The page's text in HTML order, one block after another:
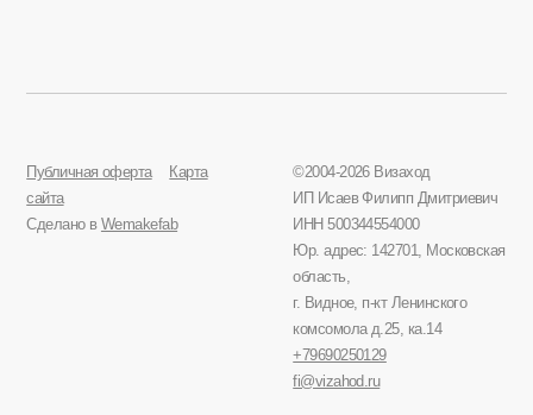
Публичная оферта
Карта
сайта
Сделано в Wemakefab
©2004-2026 Визаход
ИП Исаев Филипп Дмитриевич
ИНН 500344554000
Юр. адрес: 142701, Московская
область,
г. Видное, п-кт Ленинского
комсомола д.25, ка.14
+79690250129
fi@vizahod.ru